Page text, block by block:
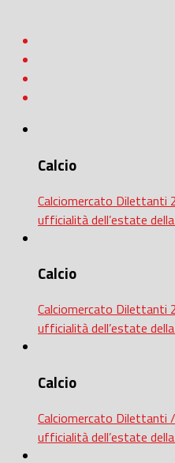
Calcio
Calciomercato
ufficialità dell’estate
Calcio
Calciomercato
ufficialità dell’estate
Calcio
Calciomercato
ufficialità dell’estate